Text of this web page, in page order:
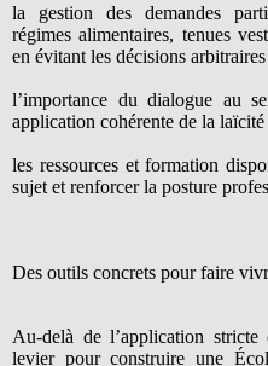
la gestion des demandes
régimes alimentaires, tenues
en évitant les décisions arbitraires
l’importance du dialogue au
application cohérente de la
les ressources et formation
sujet et renforcer la posture
Des outils concrets pour faire
Au-delà de l’application
levier pour construire une